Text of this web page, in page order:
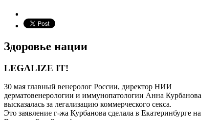
Здоровье нации
LEGALIZE IT!
30 мая главный венеролог России, директор НИИ
дерматовенерологии и иммунопатологии Анна Курбанова
высказалась за легализацию коммерческого секса.
Это заявление г-жа Курбанова сделала в Екатеринбурге на